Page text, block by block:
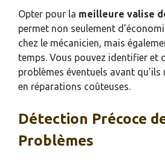
Opter pour la meilleure valise
permet non seulement
chez le mécanicien, mais
temps. Vous pouvez identifier et
problèmes éventuels avant
en réparations coûteuses.
Détection Précoce
Problèmes